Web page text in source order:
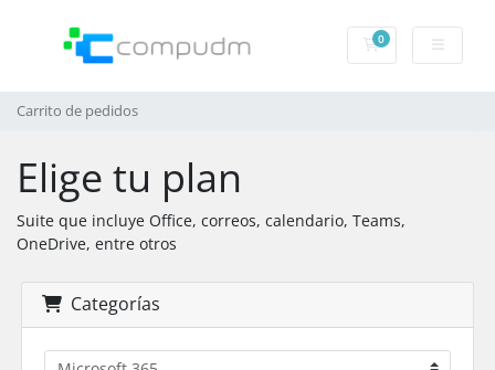
0Carrito de
Carrito de pedidos
Elige tu plan
Suite que incluye Office, correos, calendario, Teams,
OneDrive, entre otros
Categorías